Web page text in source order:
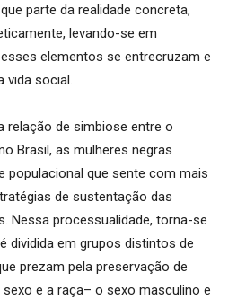
parte da realidade concreta,
levando-se em
elementos se entrecruzam e
vida social.
relação de simbiose entre o
Brasil, as mulheres negras
populacional que sente com mais
de sustentação das
Nessa processualidade, torna-se
dividida em grupos distintos de
prezam pela preservação de
e a raça– o sexo masculino e